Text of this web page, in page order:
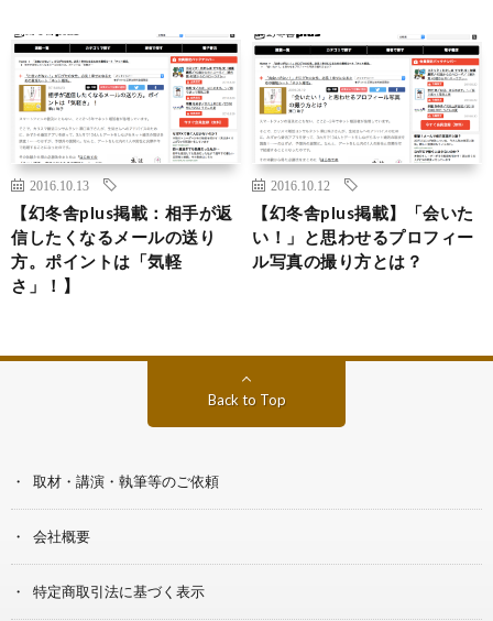
2016.10.13
【幻冬舎plus掲載：相手が返
信したくなるメールの送り
方。ポイントは「気軽
さ」！】
2016.10.12
【幻冬舎plus掲載】「会いた
い！」と思わせるプロフィー
ル写真の撮り方とは？
Back to Top
取材・講演・執筆等のご依頼
会社概要
特定商取引法に基づく表示